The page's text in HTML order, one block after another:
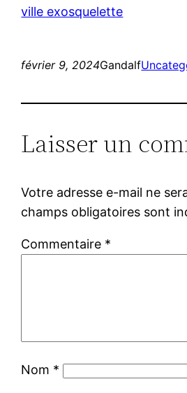
ville exosquelette
février 9, 2024Gandalf
Laisser un
Votre adresse e-mail ne
champs obligatoires sont
Commentaire *
Nom *